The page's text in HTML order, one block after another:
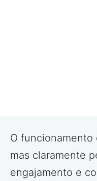
O funcionamento
mas claramente
engajamento e